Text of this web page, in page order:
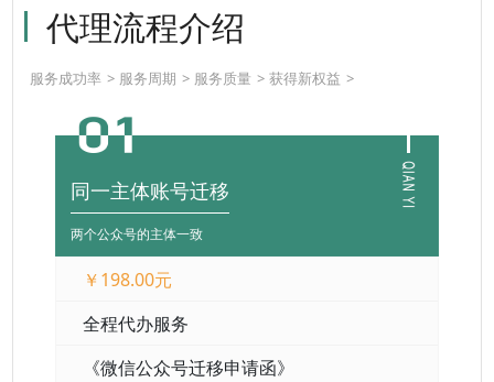
代理流程介绍
服务成功率 服务周期 服务质量 获得新权益
同一主体账号迁移
两个公众号的主体一致
￥198.00元
全程代办服务
《微信公众号迁移申请函》